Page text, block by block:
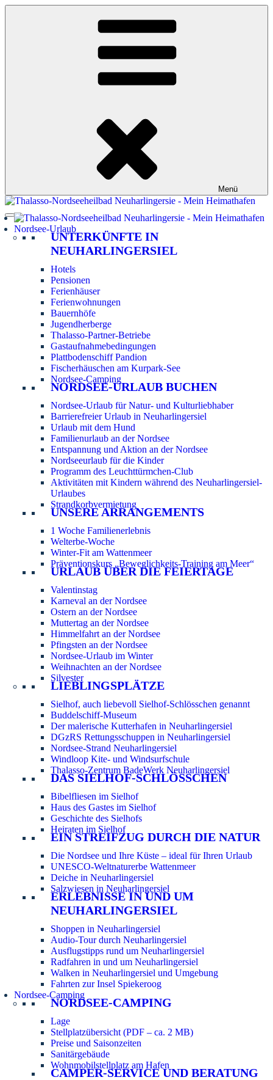
Zum
Menü
Nordsee-Urlaub
UNTERKÜNFTE IN
NEUHARLINGERSIEL
Hotels
Pensionen
Ferienhäuser
Ferienwohnungen
Bauernhöfe
Jugendherberge
Thalasso-Partner-Betriebe
Gastaufnahmebedingungen
Plattbodenschiff Pandion
Fischerhäuschen am Kurpark-See
Nordsee-Camping
NORDSEE-URLAUB BUCHEN
Nordsee-Urlaub für Natur- und Kulturliebhaber
Barrierefreier Urlaub in Neuharlingersiel
Urlaub mit dem Hund
Familienurlaub an der Nordsee
Entspannung und Aktion an der Nordsee
Nordseeurlaub für die Kinder
Programm des Leuchttürmchen-Club
Aktivitäten mit Kindern während des Neuharlingersiel-
Urlaubes
Strandkorbvermietung
UNSERE ARRANGEMENTS
1 Woche Familienerlebnis
Welterbe-Woche
Winter-Fit am Wattenmeer
Präventionskurs „Beweglichkeits-Training am Meer“
URLAUB ÜBER DIE FEIERTAGE
Valentinstag
Karneval an der Nordsee
Ostern an der Nordsee
Muttertag an der Nordsee
Himmelfahrt an der Nordsee
Pfingsten an der Nordsee
Nordsee-Urlaub im Winter
Weihnachten an der Nordsee
Silvester
LIEBLINGSPLÄTZE
Sielhof, auch liebevoll Sielhof-Schlösschen genannt
Buddelschiff-Museum
Der malerische Kutterhafen in Neuharlingersiel
DGzRS Rettungsschuppen in Neuharlingersiel
Nordsee-Strand Neuharlingersiel
Windloop Kite- und Windsurfschule
Thalasso-Zentrum BadeWerk Neuharlingersiel
DAS SIELHOF-SCHLÖSSCHEN
Bibelfliesen im Sielhof
Haus des Gastes im Sielhof
Geschichte des Sielhofs
Heiraten im Sielhof
EIN STREIFZUG DURCH DIE NATUR
Die Nordsee und Ihre Küste – ideal für Ihren Urlaub
UNESCO-Weltnaturerbe Wattenmeer
Deiche in Neuharlingersiel
Salzwiesen in Neuharlingersiel
ERLEBNISSE IN UND UM
NEUHARLINGERSIEL
Shoppen in Neuharlingersiel
Audio-Tour durch Neuharlingersiel
Ausflugstipps rund um Neuharlingersiel
Radfahren in und um Neuharlingersiel
Walken in Neuharlingersiel und Umgebung
Fahrten zur Insel Spiekeroog
Nordsee-Camping
NORDSEE-CAMPING
Lage
Stellplatzübersicht (PDF – ca. 2 MB)
Preise und Saisonzeiten
Sanitärgebäude
Wohnmobilstellplatz am Hafen
CAMPER-SERVICE UND BERATUNG